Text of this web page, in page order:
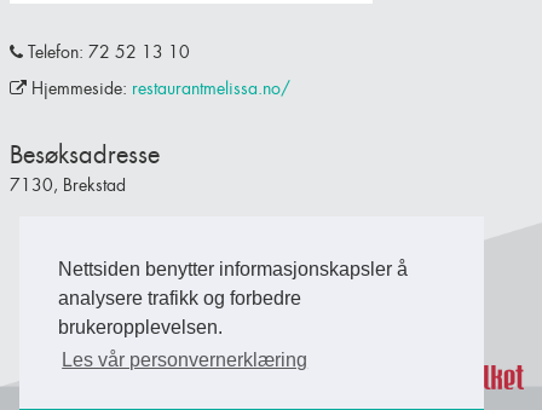
Nettsiden benytter informasjonskapsler å
analysere trafikk og forbedre
brukeropplevelsen.
Les vår personvernerklæring
Telefon: 72 52 13 10
Hjemmeside: restaurantmelissa.no/
Besøksadresse
7130, Brekstad
Back to Top